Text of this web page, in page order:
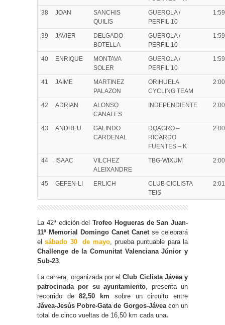
38 JOAN
SANCHIS
QUILIS
GUEROLA /
PERFIL 10
39 JAVIER
DELGADO
BOTELLA
GUEROLA /
PERFIL 10
40 ENRIQUE
MONTAVA
SOLER
GUEROLA /
PERFIL 10
41 JAIME
MARTINEZ
PALAZON
ORIHUELA
CYCLING TEAM
42 ADRIAN
ALONSO
CANALES
INDEPENDIENTE
43 ANDREU
GALINDO
CARDENAL
DQAGRO –
RICARDO
FUENTES – K
44 ISAAC
VILCHEZ
ALEIXANDRE
TBG-WIXUM
45 GEFEN-LI ERLICH
CLUB CICLISTA
TEIS
La 42ª edición del Trofeo Hogueras de San Juan-
11º Memorial Domingo Canet Canet se celebrará
elsábado 30 de mayo, prueba puntuable para la
Challenge de la Comunitat Valenciana Júnior y
Sub-23
La carrera, organizada por elClub Ciclista Jávea y
patrocinada por su ayuntamiento , presenta un
recorrido de82,50 km sobre un circuito entre
Jávea-Jesús Pobre-Gata de Gorgos-Jáveacon un
total de cinco vueltas de 16,50 km cada una.